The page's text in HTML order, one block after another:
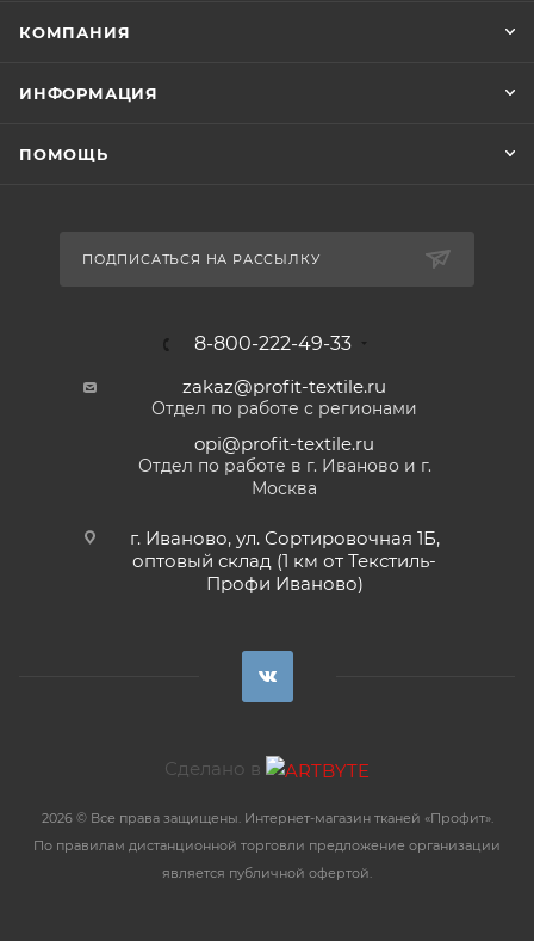
КОМПАНИЯ
ИНФОРМАЦИЯ
ПОМОЩЬ
ПОДПИСАТЬСЯ НА РАССЫЛКУ
8-800-222-49-33
zakaz@profit-textile.ru
Отдел по работе с регионами
opi@profit-textile.ru
Отдел по работе в г. Иваново и г.
Москва
г. Иваново, ул. Сортировочная 1Б,
оптовый склад (1 км от Текстиль-
Профи Иваново)
Сделано в
2026 © Все права защищены. Интернет-магазин тканей «Профит».
По правилам дистанционной торговли предложение организации
является публичной офертой.